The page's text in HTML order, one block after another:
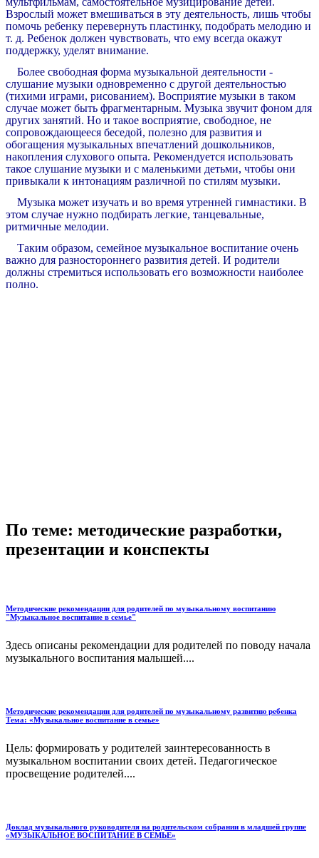
Взрослый может вмешиваться в эту деятельность, лишь чтобы
помочь ребенку перевернуть пластинку, подобрать мелодию и
т. д. Ребенок должен чувствовать, что ему всегда окажут
поддержку, уделят внимание.
Более свободная форма музыкальной деятельности -
слушание музыки одновременно с другой деятельностью
(тихими играми, рисованием). Восприятие музыки в таком
случае может быть фрагментарным. Музыка звучит фоном для
других занятий. Но и такое восприятие, свободное, не
сопровождающееся беседой, полезно для развития и
обогащения музыкальных впечатлений дошкольников,
накопления слухового опыта. Рекомендуется использовать
такое слушание музыки и с маленькими детьми, чтобы они
привыкали к интонациям различной по стилям музыки.
Музыка может изучать и во время утренней гимнастики. В
этом случае нужно подбирать легкие, танцевальные,
ритмичные мелодии.
Таким образом, семейное музыкальное воспитание очень
важно для разностороннего развития детей. И родители
должны стремиться использовать его возможности наиболее
полно.
По теме: методические разработки,
презентации и конспекты
Методические рекомендации для родителей по музыкальному воспитанию
"Музыкальное воспитание в семье"
Здесь описаны рекомендации для родителей по поводу начала
музыкального воспитания малышей....
Методические рекомендации для родителей по музыкальному развитию ребенка
Тема: «Музыкальное воспитание в семье»
Цель: формировать у родителей заинтересованность в
музыкальном воспитании своих детей. Педагогическое
просвещение родителей....
Доклад музыкального руководителя на родительском собрании в младшей группе
«МУЗЫКАЛЬНОЕ ВОСПИТАНИЕ В СЕМЬЕ»